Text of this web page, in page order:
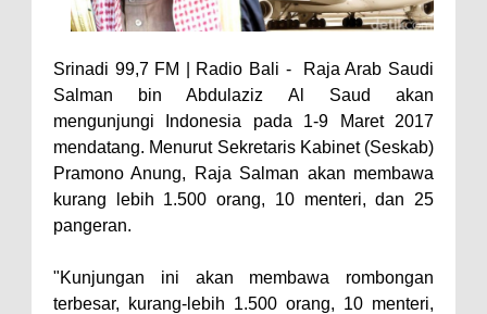
Srinadi 99,7 FM | Radio Bali -
Raja Arab Saudi
Salman bin Abdulaziz Al Saud akan
mengunjungi Indonesia pada 1-9 Maret 2017
mendatang. Menurut Sekretaris Kabinet (Seskab)
Pramono Anung, Raja Salman akan membawa
kurang lebih 1.500 orang, 10 menteri, dan 25
pangeran.
"Kunjungan ini akan membawa rombongan
terbesar, kurang-lebih 1.500 orang, 10 menteri,